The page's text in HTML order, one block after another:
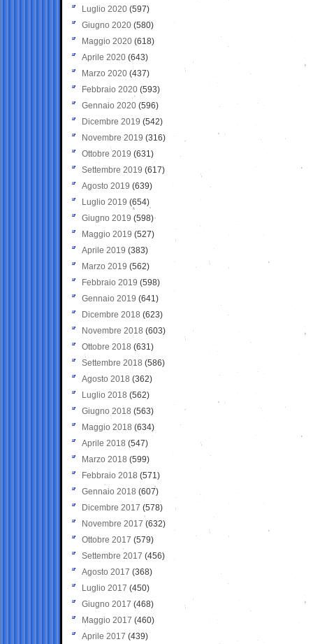
Luglio 2020 (597)
Giugno 2020 (580)
Maggio 2020 (618)
Aprile 2020 (643)
Marzo 2020 (437)
Febbraio 2020 (593)
Gennaio 2020 (596)
Dicembre 2019 (542)
Novembre 2019 (316)
Ottobre 2019 (631)
Settembre 2019 (617)
Agosto 2019 (639)
Luglio 2019 (654)
Giugno 2019 (598)
Maggio 2019 (527)
Aprile 2019 (383)
Marzo 2019 (562)
Febbraio 2019 (598)
Gennaio 2019 (641)
Dicembre 2018 (623)
Novembre 2018 (603)
Ottobre 2018 (631)
Settembre 2018 (586)
Agosto 2018 (362)
Luglio 2018 (562)
Giugno 2018 (563)
Maggio 2018 (634)
Aprile 2018 (547)
Marzo 2018 (599)
Febbraio 2018 (571)
Gennaio 2018 (607)
Dicembre 2017 (578)
Novembre 2017 (632)
Ottobre 2017 (579)
Settembre 2017 (456)
Agosto 2017 (368)
Luglio 2017 (450)
Giugno 2017 (468)
Maggio 2017 (460)
Aprile 2017 (439)